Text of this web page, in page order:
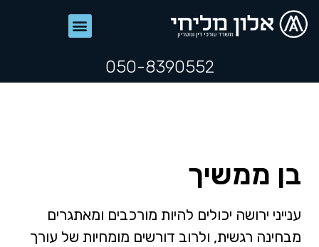
050-8390552
בן ממשיך
ענייני ירושה יכולים להיות מורכבים ומאתגרים
מבחינה רגשית, ולרוב דורשים מומחיות של עורך